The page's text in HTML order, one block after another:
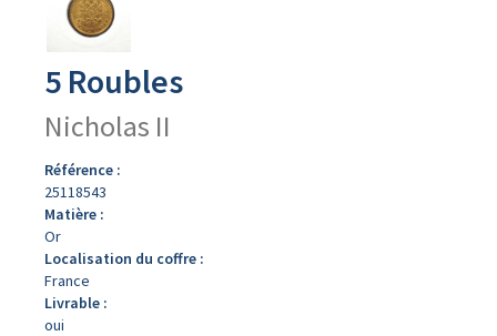
produit
5 Roubles
Nicholas II
Référence :
25118543
Matière :
Or
Localisation du coffre :
France
Livrable :
oui